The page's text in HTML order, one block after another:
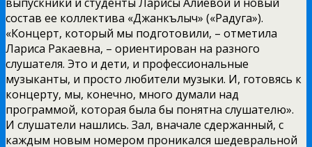
состав ее коллектива «Джанкълыч» («Радуга»).
«Концерт, который мы подготовили, – отметила
Лариса Ракаевна, – ориентирован на разного
слушателя. Это и дети, и профессиональные
музыканты, и просто любители музыки. И, готовясь к
концерту, мы, конечно, много думали над
программой, которая была бы понятна слушателю».
И слушатели нашлись. Зал, вначале сдержанный, с
каждым новым номером проникался шедевральной